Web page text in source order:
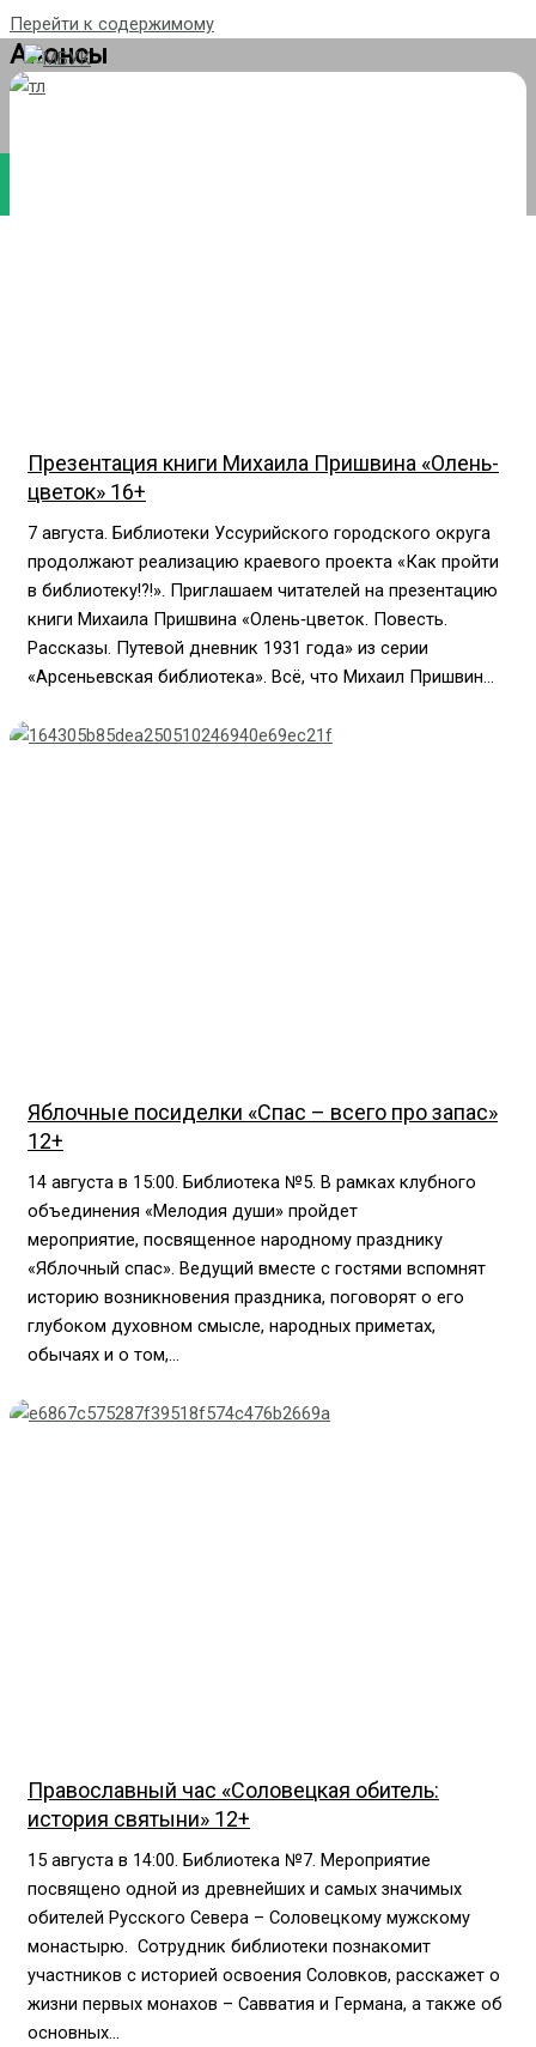
Перейти к содержимому
Анонсы
Презентация книги Михаила Пришвина «Олень-
цветок» 16+
7 августа. Библиотеки Уссурийского городского округа
продолжают реализацию краевого проекта «Как пройти
в библиотеку!?!». Приглашаем читателей на презентацию
книги Михаила Пришвина «Олень‑цветок. Повесть.
Рассказы. Путевой дневник 1931 года» из серии
«Арсеньевская библиотека». Всё, что Михаил Пришвин...
Яблочные посиделки «Спас – всего про запас»
12+
14 августа в 15:00. Библиотека №5. В рамках клубного
объединения «Мелодия души» пройдет
мероприятие, посвященное народному празднику
«Яблочный спас». Ведущий вместе с гостями вспомнят
историю возникновения праздника, поговорят о его
глубоком духовном смысле, народных приметах,
обычаях и о том,...
Православный час «Соловецкая обитель:
история святыни» 12+
15 августа в 14:00. Библиотека №7. Мероприятие
посвящено одной из древнейших и самых значимых
обителей Русского Севера – Соловецкому мужскому
монастырю. Сотрудник библиотеки познакомит
участников с историей освоения Соловков, расскажет о
жизни первых монахов – Савватия и Германа, а также об
основных...